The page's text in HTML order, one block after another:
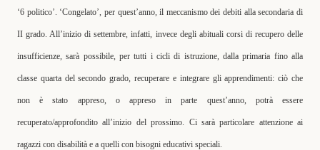
‘6 politico’. ‘Congelato’, per quest’anno, il meccanismo dei debiti alla secondaria di
II grado. All’inizio di settembre, infatti, invece degli abituali corsi di recupero delle
insufficienze, sarà possibile, per tutti i cicli di istruzione, dalla primaria fino alla
classe quarta del secondo grado, recuperare e integrare gli apprendimenti: ciò che
non è stato appreso, o appreso in parte quest’anno, potrà essere
recuperato/approfondito all’inizio del prossimo. Ci sarà particolare attenzione ai
ragazzi con disabilità e a quelli con bisogni educativi speciali.